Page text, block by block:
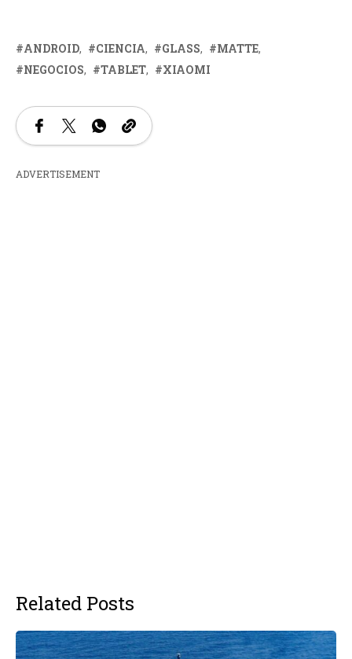
ANDROID CIENCIA GLASS
MATTE
NEGOCIOS
TABLET XIAOMI
ADVERTISEMENT
Related Posts